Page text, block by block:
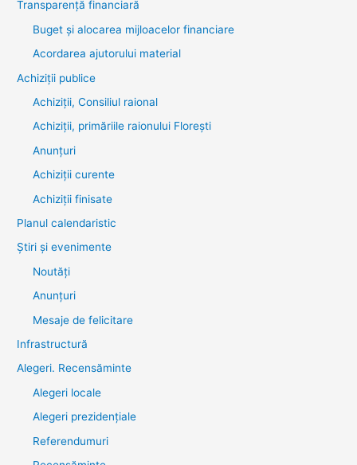
Transparenţă financiară
Buget și alocarea mijloacelor financiare
Acordarea ajutorului material
Achiziţii publice
Achiziții, Consiliul raional
Achiziții, primăriile raionului Florești
Anunțuri
Achiziții curente
Achiziții finisate
Planul calendaristic
Știri şi evenimente
Noutăţi
Anunţuri
Mesaje de felicitare
Infrastructură
Alegeri. Recensăminte
Alegeri locale
Alegeri prezidențiale
Referendumuri